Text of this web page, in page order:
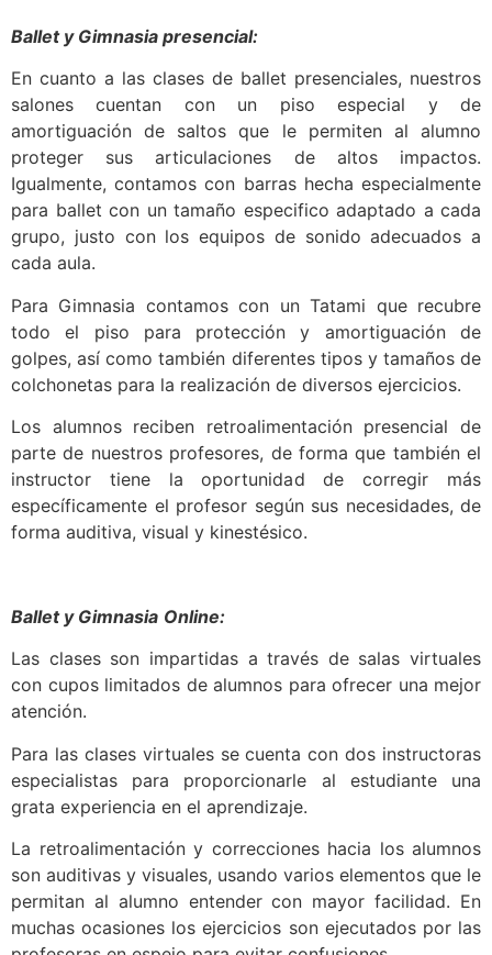
Ballet y Gimnasia presencial:
En cuanto a las clases de ballet presenciales, nuestros
salones cuentan con un piso especial y de
amortiguación de saltos que le permiten al alumno
proteger sus articulaciones de altos impactos.
Igualmente, contamos con barras hecha especialmente
para ballet con un tamaño especifico adaptado a cada
grupo, justo con los equipos de sonido adecuados a
cada aula.
Para Gimnasia contamos con un Tatami que recubre
todo el piso para protección y amortiguación de
golpes, así como también diferentes tipos y tamaños de
colchonetas para la realización de diversos ejercicios.
Los alumnos reciben retroalimentación presencial de
parte de nuestros profesores, de forma que también el
instructor tiene la oportunidad de corregir más
específicamente el profesor según sus necesidades, de
forma auditiva, visual y kinestésico.
Ballet y Gimnasia Online:
Las clases son impartidas a través de salas virtuales
con cupos limitados de alumnos para ofrecer una mejor
atención.
Para las clases virtuales se cuenta con dos instructoras
especialistas para proporcionarle al estudiante una
grata experiencia en el aprendizaje.
La retroalimentación y correcciones hacia los alumnos
son auditivas y visuales, usando varios elementos que le
permitan al alumno entender con mayor facilidad. En
muchas ocasiones los ejercicios son ejecutados por las